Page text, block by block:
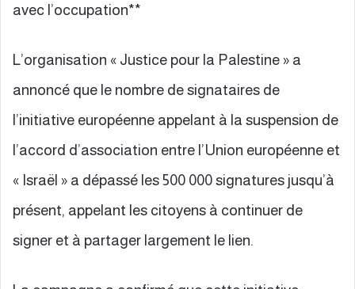
avec l’occupation**
L’organisation « Justice pour la Palestine » a
annoncé que le nombre de signataires de
l’initiative européenne appelant à la suspension de
l’accord d’association entre l’Union européenne et
« Israël » a dépassé les 500 000 signatures jusqu’à
présent, appelant les citoyens à continuer de
signer et à partager largement le lien.